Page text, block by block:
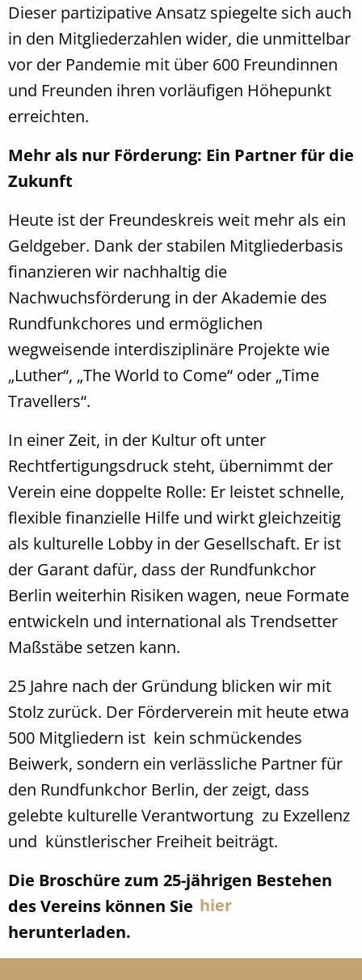
Dieser partizipative Ansatz spiegelte sich auch
in den Mitgliederzahlen wider, die unmittelbar
vor der Pandemie mit über 600 Freundinnen
und Freunden ihren vorläufigen Höhepunkt
erreichten.
Mehr als nur Förderung: Ein Partner für die
Zukunft
Heute ist der Freundeskreis weit mehr als ein
Geldgeber. Dank der stabilen Mitgliederbasis
finanzieren wir nachhaltig die
Nachwuchsförderung in der Akademie des
Rundfunkchores und ermöglichen
wegweisende interdisziplinäre Projekte wie
„Luther“, „The World to Come“ oder „Time
Travellers“.
In einer Zeit, in der Kultur oft unter
Rechtfertigungsdruck steht, übernimmt der
Verein eine doppelte Rolle: Er leistet schnelle,
flexible finanzielle Hilfe und wirkt gleichzeitig
als kulturelle Lobby in der Gesellschaft. Er ist
der Garant dafür, dass der Rundfunkchor
Berlin weiterhin Risiken wagen, neue Formate
entwickeln und international als Trendsetter
Maßstäbe setzen kann.
25 Jahre nach der Gründung blicken wir mit
Stolz zurück. Der Förderverein mit heute etwa
500 Mitgliedern ist kein schmückendes
Beiwerk, sondern ein verlässliche Partner für
den Rundfunkchor Berlin, der zeigt, dass
gelebte kulturelle Verantwortung zu Exzellenz
und künstlerischer Freiheit beiträgt.
Die Broschüre zum 25-jährigen Bestehen
des Vereins können Sie hier
herunterladen.